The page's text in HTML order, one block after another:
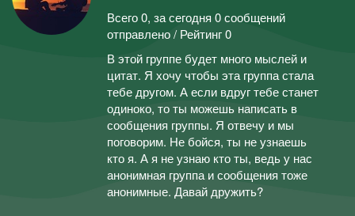
Всего 0, за сегодня 0 сообщений
отправлено / Рейтинг 0
В этой группе будет много мыслей и
цитат. Я хочу чтобы эта группа стала
тебе другом. А если вдруг тебе станет
одиноко, то ты можешь написать в
сообщения группы. Я отвечу и мы
поговорим. Не бойся, ты не узнаешь
кто я. А я не узнаю кто ты, ведь у нас
анонимная группа и сообщения тоже
анонимные. Давай дружить?